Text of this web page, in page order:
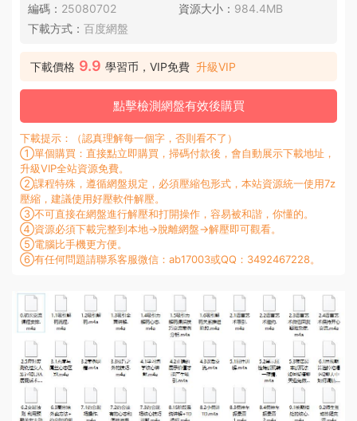
編碼： 25080702 資源大小： 984.4MB
下載方式： 百度網盤
下載價格 9.9 學習币，VIP免費 升級VIP
點擊檢測網盤有效後購買
下載提示：（認真理解每一個字，否則看不了）
①單個購買：直接點立即購買，掃碼付款後，會自動展示下載地址，
升級VIP全站資源免費。
②課程特殊，遵循網盤規定，必須壓縮包形式，本站資源統一使用7z
壓縮，建議使用好壓軟件解壓。
③不可直接在網盤進行解壓和打開操作，容易被和諧，你懂的。
④資源必須下載完整到本地→脫離網盤→解壓即可觀看。
⑤電腦比手機更方便。
⑥有任何問題請聯系客服微信：ab17003或QQ：3492467228。